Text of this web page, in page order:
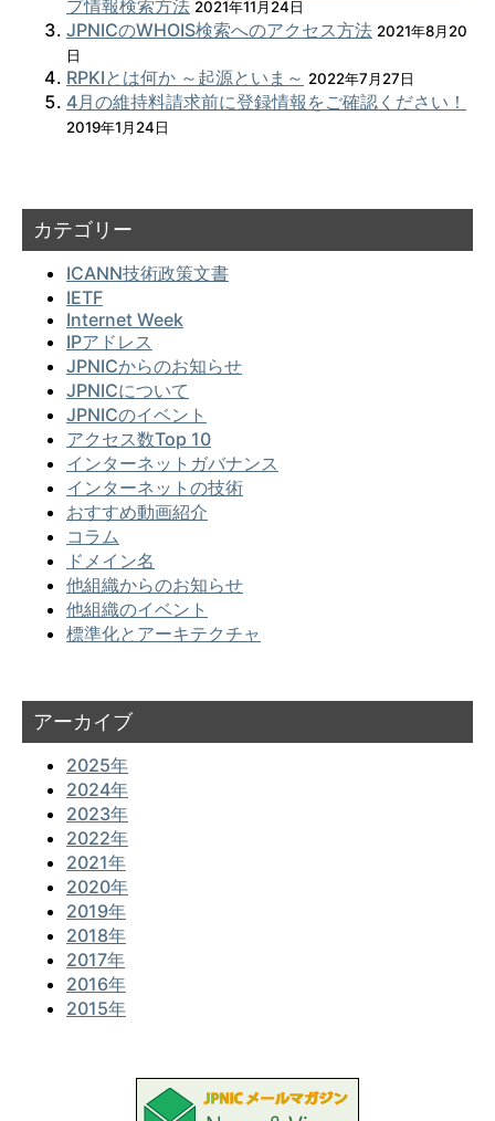
プ情報検索方法 2021年11月24日
JPNICのWHOIS検索へのアクセス方法 2021年8月20
日
RPKIとは何か ～起源といま～ 2022年7月27日
4月の維持料請求前に登録情報をご確認ください！
2019年1月24日
カテゴリー
ICANN技術政策文書
IETF
Internet Week
IPアドレス
JPNICからのお知らせ
JPNICについて
JPNICのイベント
アクセス数Top 10
インターネットガバナンス
インターネットの技術
おすすめ動画紹介
コラム
ドメイン名
他組織からのお知らせ
他組織のイベント
標準化とアーキテクチャ
アーカイブ
2025年
2024年
2023年
2022年
2021年
2020年
2019年
2018年
2017年
2016年
2015年